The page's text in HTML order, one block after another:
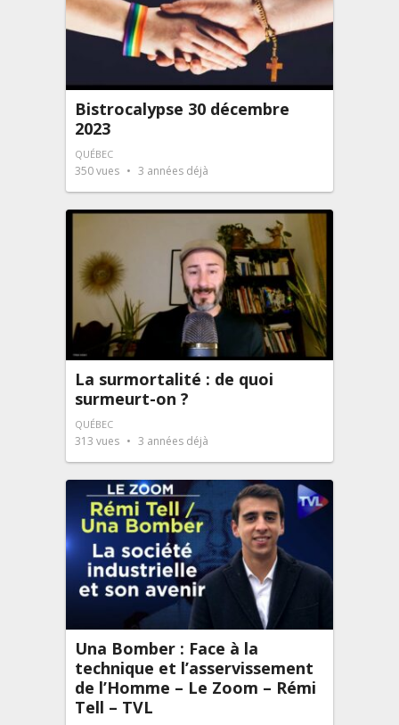
Bistrocalypse 30 décembre
2023
QUÉBEC
350vues 3 années déjà
La surmortalité : de quoi
surmeurt-on ?
QUÉBEC
313 vues 3 années déjà
Una Bomber : Face à la
technique et l’asservissement
de l’Homme – Le Zoom – Rémi
Tell – TVL